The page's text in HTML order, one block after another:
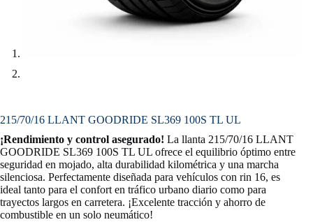
215/70/16 LLANT GOODRIDE SL369 100S TL UL
¡Rendimiento y control asegurado! La llanta 215/70/16 LLANT
GOODRIDE SL369 100S TL UL ofrece el equilibrio óptimo entre
seguridad en mojado, alta durabilidad kilométrica y una marcha
silenciosa. Perfectamente diseñada para vehículos con rin 16, es
ideal tanto para el confort en tráfico urbano diario como para
trayectos largos en carretera. ¡Excelente tracción y ahorro de
combustible en un solo neumático!